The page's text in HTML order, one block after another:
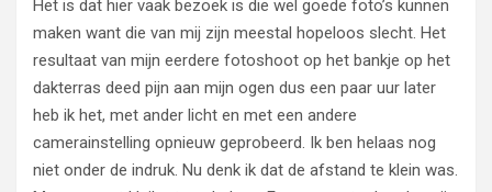
Het is dat hier vaak bezoek is die wel goede foto’s kunnen
maken want die van mij zijn meestal hopeloos slecht. Het
resultaat van mijn eerdere fotoshoot op het bankje op het
dakterras deed pijn aan mijn ogen dus een paar uur later
heb ik het, met ander licht en met een andere
camerainstelling opnieuw geprobeerd. Ik ben helaas nog
niet onder de indruk. Nu denk ik dat de afstand te klein was.